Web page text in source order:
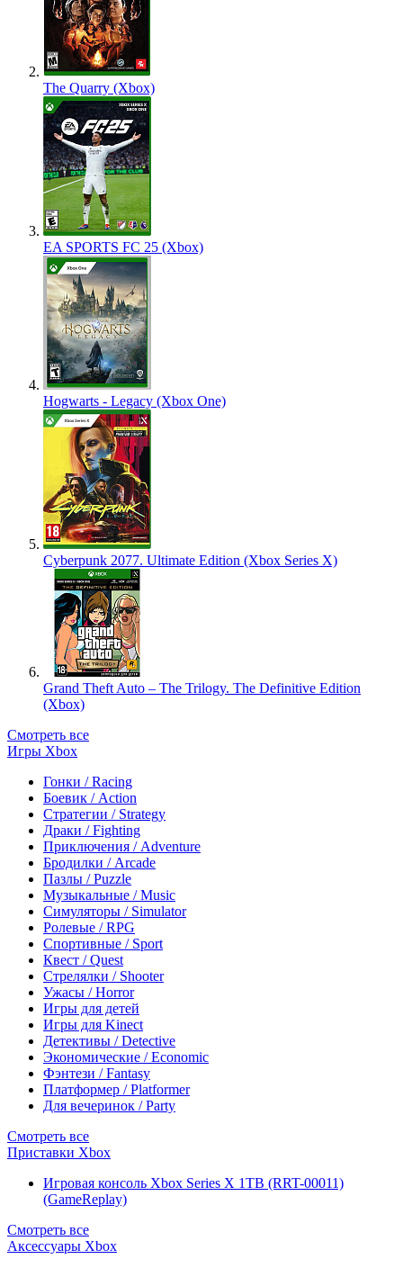
The Quarry (Xbox)
EA SPORTS FC 25 (Xbox)
Hogwarts - Legacy (Xbox One)
Cyberpunk 2077. Ultimate Edition (Xbox Series X)
Grand Theft Auto – The Trilogy. The Definitive Edition
(Xbox)
Смотреть все
Игры Xbox
Гонки / Racing
Боевик / Action
Стратегии / Strategy
Драки / Fighting
Приключения / Adventure
Бродилки / Arcade
Пазлы / Puzzle
Музыкальные / Music
Симуляторы / Simulator
Ролевые / RPG
Спортивные / Sport
Квест / Quest
Стрелялки / Shooter
Ужасы / Horror
Игры для детей
Игры для Kinect
Детективы / Detective
Экономические / Economic
Фэнтези / Fantasy
Платформер / Platformer
Для вечеринок / Party
Смотреть все
Приставки Xbox
Игровая консоль Xbox Series X 1TB (RRT-00011)
(GameReplay)
Смотреть все
Аксессуары Xbox